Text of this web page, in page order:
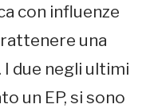
con influenze
una
due negli ultimi
un EP, si sono